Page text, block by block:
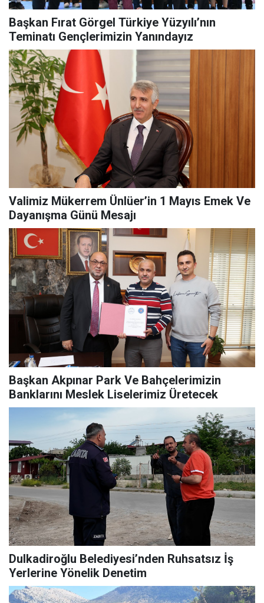
Başkan Fırat Görgel Türkiye Yüzyılı’nın
Teminatı Gençlerimizin Yanındayız
Valimiz Mükerrem Ünlüer’in 1 Mayıs Emek Ve
Dayanışma Günü Mesajı
Başkan Akpınar Park Ve Bahçelerimizin
Banklarını Meslek Liselerimiz Üretecek
Dulkadiroğlu Belediyesi’nden Ruhsatsız İş
Yerlerine Yönelik Denetim